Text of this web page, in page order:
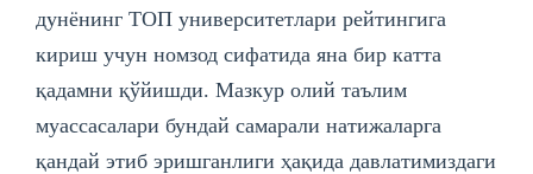
дунёнинг ТОП университетлари рейтингига
кириш учун номзод сифатида яна бир катта
қадамни қўйишди. Мазкур олий таълим
муассасалари бундай самарали натижаларга
қандай этиб эришганлиги ҳақида давлатимиздаги